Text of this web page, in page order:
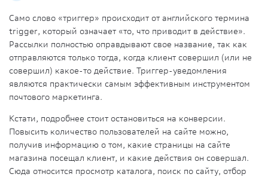
Само слово «триггер» происходит от английского термина
trigger, который означает «то, что приводит в действие».
Рассылки полностью оправдывают свое название, так как
отправляются только тогда, когда клиент совершил (или не
совершил) какое-то действие. Триггер-уведомления
являются практически самым эффективным инструментом
почтового маркетинга.
Кстати, подробнее стоит остановиться на конверсии.
Повысить количество пользователей на сайте можно,
получив информацию о том, какие страницы на сайте
магазина посещал клиент, и какие действия он совершал.
Сюда относится просмотр каталога, поиск по сайту, отбор